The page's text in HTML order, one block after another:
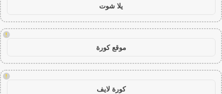
يلا شوت
!
موقع كورة
!
كورة لايف